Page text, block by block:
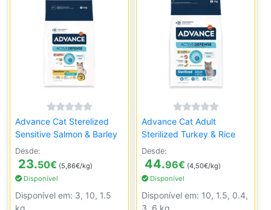
Advance Cat Sterelized
Sensitive Salmon & Barley
Desde:
23.50€ (5,86€/kg)
Disponível
Disponível em: 3, 10, 1.5
kg
Advance Cat Adult
Sterilized Turkey & Rice
Desde:
44.96€ (4,50€/kg)
Disponível
Disponível em: 10, 1.5, 0.4,
3, 6 kg